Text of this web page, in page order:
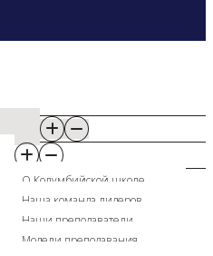
О Колумбийской школе
Наша команда лидеров
Наши преподаватели
Модели преподавания